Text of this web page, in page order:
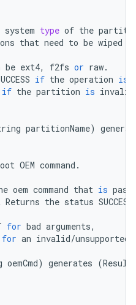
system type of the
that need to be wiped
be ext4, f2fs or raw.
if the operation is
if the partition is invalid
partitionName)
OEM command .
oem command that is
Returns the status SUCCESS
for bad arguments,
for an invalid/unsupported
oemCmd) generates (Result